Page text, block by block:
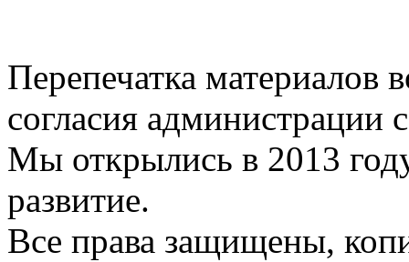
Перепечатка материалов
согласия администрации
Мы открылись в 2013
развитие.
Все права защищены,